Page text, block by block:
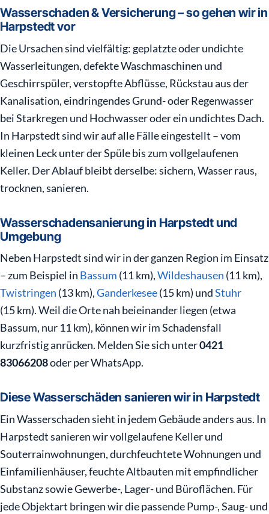
Wasserschaden & Versicherung – so gehen wir in
Harpstedt vor
Die Ursachen sind vielfältig: geplatzte oder undichte
Wasserleitungen, defekte Waschmaschinen und
Geschirrspüler, verstopfte Abflüsse, Rückstau aus der
Kanalisation, eindringendes Grund- oder Regenwasser
bei Starkregen und Hochwasser oder ein undichtes Dach.
In Harpstedt sind wir auf alle Fälle eingestellt – vom
kleinen Leck unter der Spüle bis zum vollgelaufenen
Keller. Der Ablauf bleibt derselbe: sichern, Wasser raus,
trocknen, sanieren.
Wasserschadensanierung in Harpstedt und
Umgebung
Neben Harpstedt sind wir in der ganzen Region im Einsatz
– zum Beispiel in Bassum (11 km),Wildeshausen (11 km),
Twistringen (13 km),Ganderkesee(15 km) undStuhr
(15 km). Weil die Orte nah beieinander liegen (etwa
Bassum, nur 11 km), können wir im Schadensfall
kurzfristig anrücken. Melden Sie sich unter0421
83066208oder per WhatsApp.
Diese Wasserschäden sanieren wir in Harpstedt
Ein Wasserschaden sieht in jedem Gebäude anders aus. In
Harpstedt sanieren wir vollgelaufene Keller und
Souterrainwohnungen, durchfeuchtete Wohnungen und
Einfamilienhäuser, feuchte Altbauten mit empfindlicher
Substanz sowie Gewerbe-, Lager- und Büroflächen. Für
jede Objektart bringen wir die passende Pump-, Saug- und